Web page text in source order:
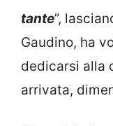
tante”,
Gaudino, ha
dedicarsi alla
arrivata,